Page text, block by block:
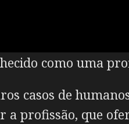
como uma
casos de
profissão, que